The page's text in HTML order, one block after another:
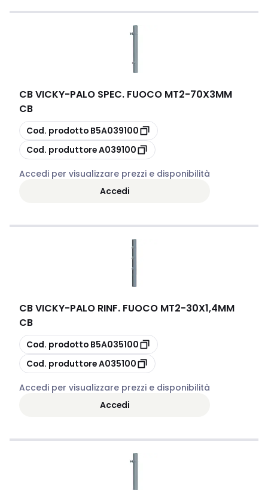
CB VICKY-PALO SPEC. FUOCO MT2-70X3MM
CB
copia
Cod. prodotto B5A039100
copia
Cod. produttoreA039100
Accedi per visualizzare prezzi e disponibilità
Accedi
CB VICKY-PALO RINF. FUOCO MT2-30X1,4MM
CB
copia
Cod. prodotto B5A035100
copia
Cod. produttoreA035100
Accedi per visualizzare prezzi e disponibilità
Accedi